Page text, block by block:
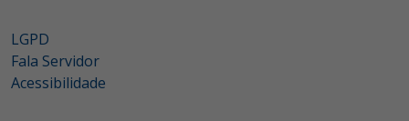
LGPD
Fala Servidor
Acessibilidade